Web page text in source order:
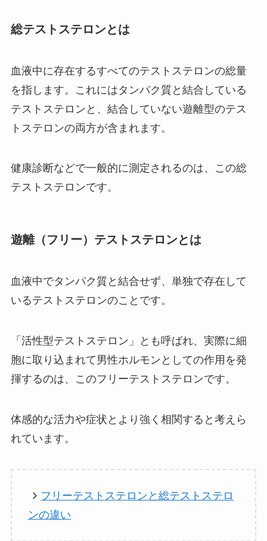
総テストステロンとは
血液中に存在するすべてのテストステロンの総量
を指します。これにはタンパク質と結合している
テストステロンと、結合していない遊離型のテス
トステロンの両方が含まれます。
健康診断などで一般的に測定されるのは、この総
テストステロンです。
遊離（フリー）テストステロンとは
血液中でタンパク質と結合せず、単独で存在して
いるテストステロンのことです。
「活性型テストステロン」とも呼ばれ、実際に細
胞に取り込まれて男性ホルモンとしての作用を発
揮するのは、このフリーテストステロンです。
体感的な活力や症状とより強く相関すると考えら
れています。
フリーテストステロンと総テストステロ
ンの違い